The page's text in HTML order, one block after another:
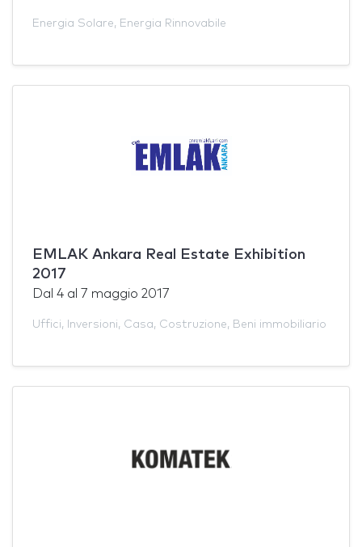
Energia Solare, Energia Rinnovabile
EMLAK Ankara Real Estate Exhibition
2017
Dal 4 al 7 maggio 2017
Uffici, Inversioni, Casa, Costruzione, Beni immobiliario